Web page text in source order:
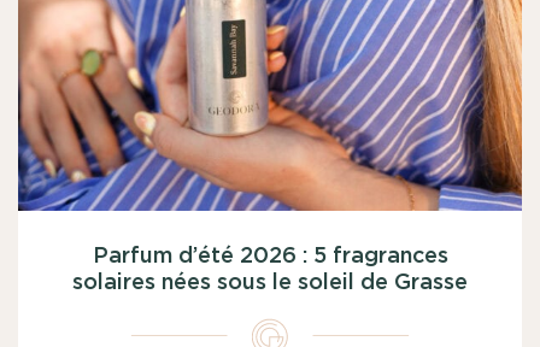
Parfum d’été 2026 : 5 fragrances
solaires nées sous le soleil de Grasse